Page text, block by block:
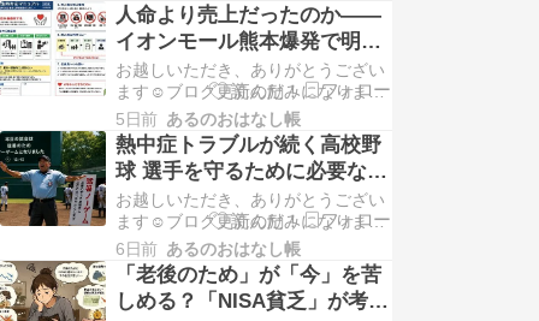
人命より売上だったのか――
イオンモール熊本爆発で明ら
かになった「再入館」の指示
お越しいただき、ありがとうござい
ます☺️ブログ更新の励みになりま
す！よかったら下記の2つのバナー
もクリックしてもらえると嬉しいで
す😆応援よろしくお願いします。 爆
発前、館内へ戻るよう指示 イオン熊
本...
5日前 あるのおはなし帳
熱中症トラブルが続く高校野
球 選手を守るために必要なこ
と
お越しいただき、ありがとうござい
ます☺️ブログ更新の励みになりま
す！よかったら下記の2つのバナー
もクリックしてもらえると嬉しいで
す😆応援よろしくお願いします。 熱
中症トラブルが続く野球界 高校野球
6日前 あるのおはなし帳
「老後のため」が「今」を苦
しめる？「NISA貧乏」が考え